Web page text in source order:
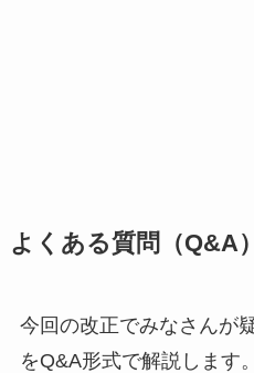
よくある質問（Q&A）
今回の改正でみなさんが
をQ&A形式で解説します。